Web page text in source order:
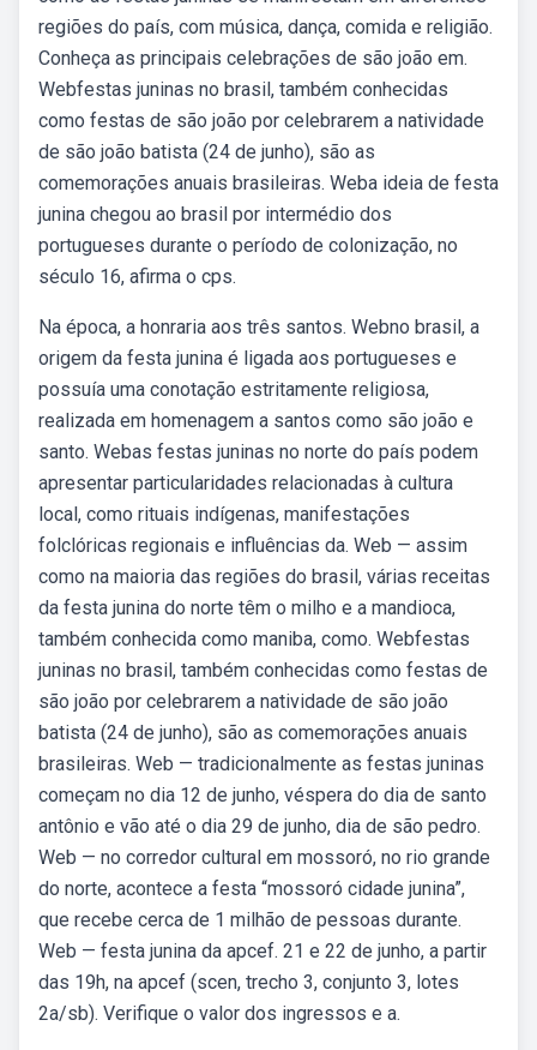
regiões do país, com música, dança, comida e religião.
Conheça as principais celebrações de são joão em.
Webfestas juninas no brasil, também conhecidas
como festas de são joão por celebrarem a natividade
de são joão batista (24 de junho), são as
comemorações anuais brasileiras. Weba ideia de festa
junina chegou ao brasil por intermédio dos
portugueses durante o período de colonização, no
século 16, afirma o cps.
Na época, a honraria aos três santos. Webno brasil, a
origem da festa junina é ligada aos portugueses e
possuía uma conotação estritamente religiosa,
realizada em homenagem a santos como são joão e
santo. Webas festas juninas no norte do país podem
apresentar particularidades relacionadas à cultura
local, como rituais indígenas, manifestações
folclóricas regionais e influências da. Web — assim
como na maioria das regiões do brasil, várias receitas
da festa junina do norte têm o milho e a mandioca,
também conhecida como maniba, como. Webfestas
juninas no brasil, também conhecidas como festas de
são joão por celebrarem a natividade de são joão
batista (24 de junho), são as comemorações anuais
brasileiras. Web — tradicionalmente as festas juninas
começam no dia 12 de junho, véspera do dia de santo
antônio e vão até o dia 29 de junho, dia de são pedro.
Web — no corredor cultural em mossoró, no rio grande
do norte, acontece a festa “mossoró cidade junina”,
que recebe cerca de 1 milhão de pessoas durante.
Web — festa junina da apcef. 21 e 22 de junho, a partir
das 19h, na apcef (scen, trecho 3, conjunto 3, lotes
2a/sb). Verifique o valor dos ingressos e a.